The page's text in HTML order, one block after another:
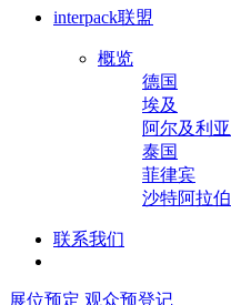
interpack联盟
概览
德国
埃及
阿尔及利亚
泰国
菲律宾
沙特阿拉伯
联系我们
展位预定 观众预登记